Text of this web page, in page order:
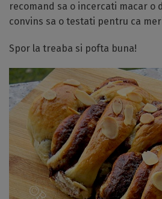
recomand sa o incercati macar o
convins sa o testati pentru ca
Spor la treaba si pofta buna!